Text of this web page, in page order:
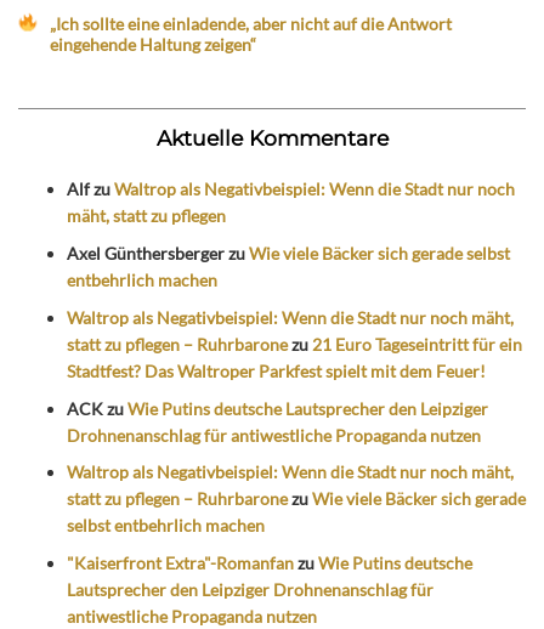
„Ich sollte eine einladende, aber nicht auf die Antwort
eingehende Haltung zeigen“
Aktuelle Kommentare
AlfzuWaltrop als Negativbeispiel: Wenn die Stadt nur noch
mäht, statt zu pflegen
Axel GünthersbergerzuWie viele Bäcker sich gerade selbst
entbehrlich machen
Waltrop als Negativbeispiel: Wenn die Stadt nur noch mäht,
statt zu pflegen – Ruhrbaronezu 21 Euro Tageseintritt für ein
Stadtfest? Das Waltroper Parkfest spielt mit dem Feuer!
ACKzuWie Putins deutsche Lautsprecher den Leipziger
Drohnenanschlag für antiwestliche Propaganda nutzen
Waltrop als Negativbeispiel: Wenn die Stadt nur noch mäht,
statt zu pflegen – RuhrbaronezuWie viele Bäcker sich gerade
selbst entbehrlich machen
"Kaiserfront Extra"-RomanfanzuWie Putins deutsche
Lautsprecher den Leipziger Drohnenanschlag für
antiwestliche Propaganda nutzen